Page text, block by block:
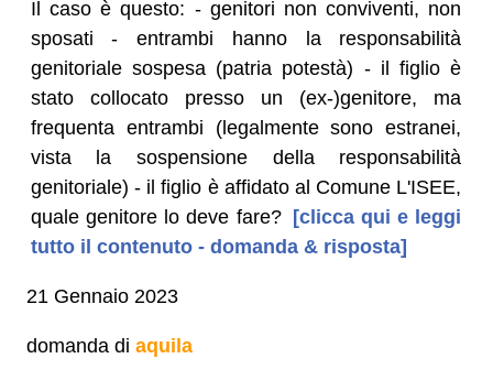
Il caso è questo: - genitori non conviventi, non
sposati - entrambi hanno la responsabilità
genitoriale sospesa (patria potestà) - il figlio è
stato collocato presso un (ex-)genitore, ma
frequenta entrambi (legalmente sono estranei,
vista la sospensione della responsabilità
genitoriale) - il figlio è affidato al Comune L'ISEE,
quale genitore lo deve fare? [clicca qui e leggi
tutto il contenuto - domanda & risposta]
21 Gennaio 2023
domanda di aquila